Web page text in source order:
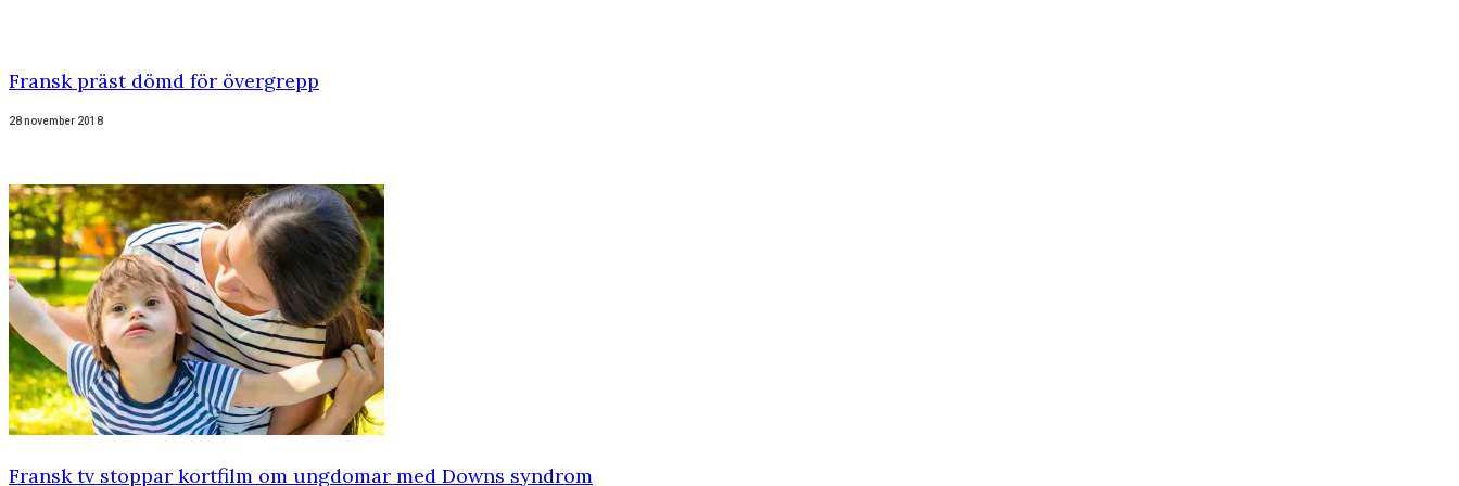
Fransk präst dömd för övergrepp
28 november 2018
Fransk tv stoppar kortfilm om ungdomar med Downs syndrom